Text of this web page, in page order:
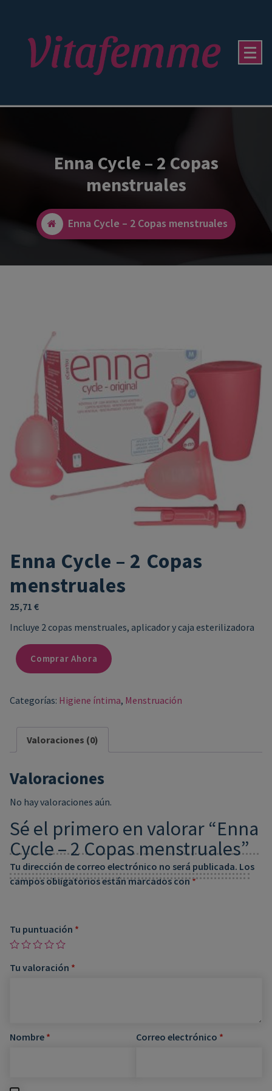
Enna Cycle – 2 Copas
menstruales
Enna Cycle – 2 Copas menstruales
Enna Cycle – 2 Copas
menstruales
25,71 €
Incluye 2 copas menstruales, aplicador y caja esterilizadora
Comprar Ahora
Categorías: Higiene íntima, Menstruación
Valoraciones (0)
Valoraciones
No hay valoraciones aún.
Sé el primero en valorar “Enna
Cycle – 2 Copas menstruales”
Tu dirección de correo electrónico no será publicada. Los
campos obligatorios están marcados con*
Tu puntuación *
Tu valoración *
Nombre * Correo electrónico *